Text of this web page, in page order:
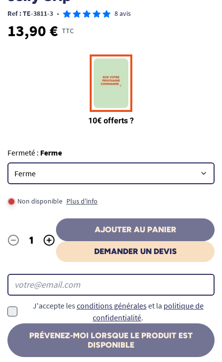
Ref : TE-3811-3 • 8 avis
13,90 € TTC
Fermeté : Ferme
Non disponible Plus d'info
Quantité
- +
AJOUTER AU PANIER
DEMANDER UN DEVIS
J'accepte les conditions généraleset la politique de
confidentialité.
PRÉVENEZ-MOI LORSQUE LE PRODUIT EST
DISPONIBLE